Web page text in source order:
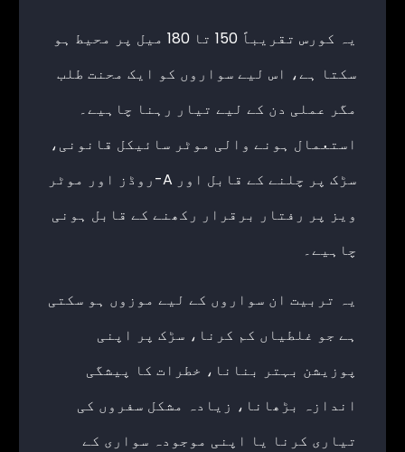
یہ کورس تقریباً 150 تا 180 میل پر محیط ہو
سکتا ہے، اس لیے سواروں کو ایک محنت طلب
مگر عملی دن کے لیے تیار رہنا چاہیے۔
استعمال ہونے والی موٹر سائیکل قانونی،
سڑک پر چلنے کے قابل اور A-روڈز اور موٹر
ویز پر رفتار برقرار رکھنے کے قابل ہونی
چاہیے۔
یہ تربیت ان سواروں کے لیے موزوں ہو سکتی
ہے جو غلطیاں کم کرنا، سڑک پر اپنی
پوزیشن بہتر بنانا، خطرات کا پیشگی
اندازہ بڑھانا، زیادہ مشکل سفروں کی
تیاری کرنا یا اپنی موجودہ سواری کے